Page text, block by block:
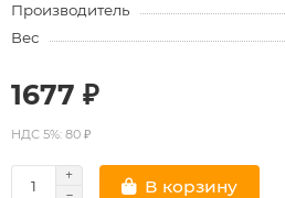
Производитель
Вес
1677 ₽
НДС 5%: 80 ₽
В корзину